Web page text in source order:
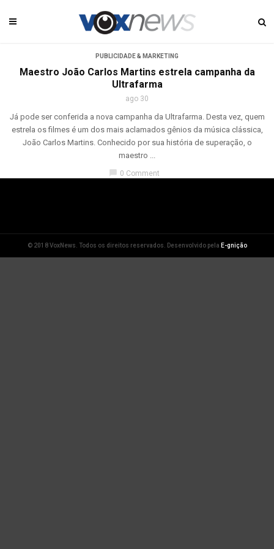
PUBLICIDADE & MARKETING
Maestro João Carlos Martins estrela campanha da
Ultrafarma
ago 30
Já pode ser conferida a nova campanha da Ultrafarma. Desta vez, quem
estrela os filmes é um dos mais aclamados gênios da música clássica,
João Carlos Martins. Conhecido por sua história de superação, o
maestro ...
chat_bubble 0 Comment
© 2018 VoxNews. Todos os direitos reservados. Desenvolvido pela E-gnição